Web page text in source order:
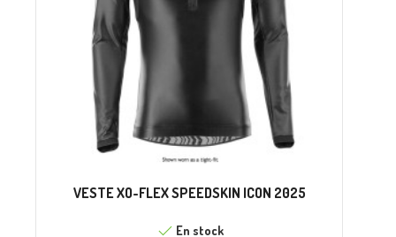
VESTE XO-FLEX SPEEDSKIN ICON 2025
En stock